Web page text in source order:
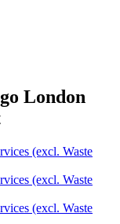
London
(excl. Waste
(excl. Waste
(excl. Waste